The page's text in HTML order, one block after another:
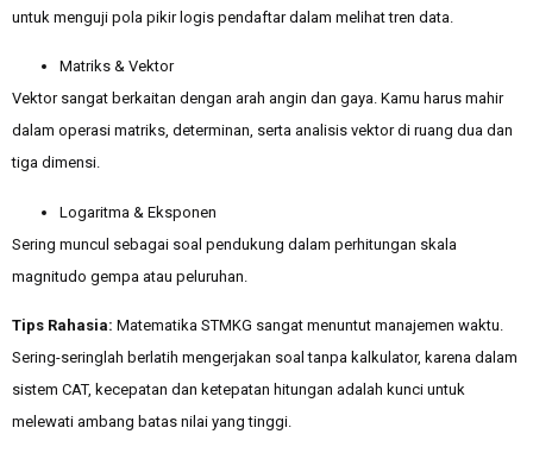
untuk menguji pola pikir logis pendaftar dalam melihat tren data.
Matriks & Vektor
Vektor sangat berkaitan dengan arah angin dan gaya. Kamu harus mahir
dalam operasi matriks, determinan, serta analisis vektor di ruang dua dan
tiga dimensi.
Logaritma & Eksponen
Sering muncul sebagai soal pendukung dalam perhitungan skala
magnitudo gempa atau peluruhan.
Tips Rahasia: Matematika STMKG sangat menuntut manajemen waktu.
Sering-seringlah berlatih mengerjakan soal tanpa kalkulator, karena dalam
sistem CAT, kecepatan dan ketepatan hitungan adalah kunci untuk
melewati ambang batas nilai yang tinggi.